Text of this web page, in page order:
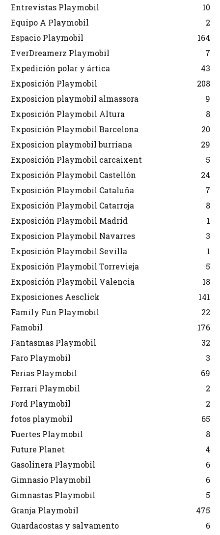
Entrevistas Playmobil
10
Equipo A Playmobil
2
Espacio Playmobil
164
EverDreamerz Playmobil
7
Expedición polar y ártica
43
Exposición Playmobil
208
Exposicion playmobil almassora
9
Exposición Playmobil Altura
8
Exposición Playmobil Barcelona
20
Exposicion playmobil burriana
29
Exposición Playmobil carcaixent
5
Exposición Playmobil Castellón
24
Exposición Playmobil Cataluña
7
Exposición Playmobil Catarroja
8
Exposición Playmobil Madrid
1
Exposicion Playmobil Navarres
3
Exposición Playmobil Sevilla
1
Exposición Playmobil Torrevieja
5
Exposición Playmobil Valencia
18
Exposiciones Aesclick
141
Family Fun Playmobil
22
Famobil
176
Fantasmas Playmobil
32
Faro Playmobil
3
Ferias Playmobil
69
Ferrari Playmobil
2
Ford Playmobil
2
fotos playmobil
65
Fuertes Playmobil
8
Future Planet
4
Gasolinera Playmobil
6
Gimnasio Playmobil
6
Gimnastas Playmobil
5
Granja Playmobil
475
Guardacostas y salvamento
6